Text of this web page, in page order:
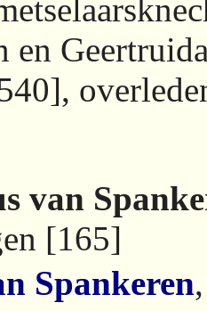
en
van
[165]
Spankeren